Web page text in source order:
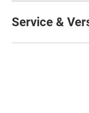
Service &